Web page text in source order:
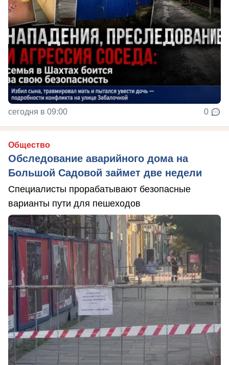
сегодня в 09:00 0
Общество
Обследование аварийного дома на
Большой Садовой займет две недели
Специалисты прорабатывают безопасные
варианты пути для пешеходов